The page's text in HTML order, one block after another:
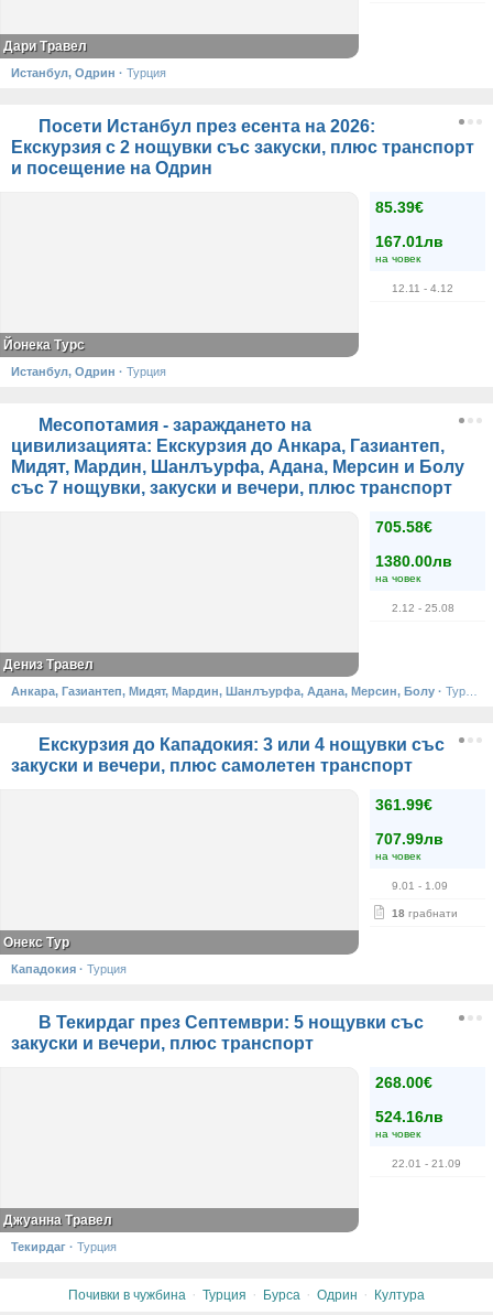
Дари Травел
Истанбул, Одрин · Турция
Посети Истанбул през есента на 2026:
Екскурзия с 2 нощувки със закуски, плюс транспорт
и посещение на Одрин
85.39€
167.01лв
на човек
12.11 - 4.12
Йонека Турс
Истанбул, Одрин · Турция
Месопотамия - зараждането на
цивилизацията: Екскурзия до Анкара, Газиантеп,
Мидят, Мардин, Шанлъурфа, Адана, Мерсин и Болу
със 7 нощувки, закуски и вечери, плюс транспорт
705.58€
1380.00лв
на човек
2.12 - 25.08
Дениз Травел
Анкара, Газиантеп, Мидят, Мардин, Шанлъурфа, Адана, Мерсин, Болу · Турция
Екскурзия до Кападокия: 3 или 4 нощувки със
закуски и вечери, плюс самолетен транспорт
361.99€
707.99лв
на човек
9.01 - 1.09
18 грабнати
Онекс Тур
Кападокия · Турция
В Текирдаг през Септември: 5 нощувки със
закуски и вечери, плюс транспорт
268.00€
524.16лв
на човек
22.01 - 21.09
Джуанна Травел
Текирдаг · Турция
Почивки в чужбина · Турция · Бурса · Одрин · Култура